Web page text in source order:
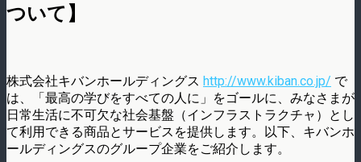
ついて】
株式会社キバンホールディングス http://www.kiban.co.jp/ で
は、「最高の学びをすべての人に」をゴールに、みなさまが
日常生活に不可欠な社会基盤（インフラストラクチャ）とし
て利用できる商品とサービスを提供します。以下、キバンホ
ールディングスのグループ企業をご紹介します。